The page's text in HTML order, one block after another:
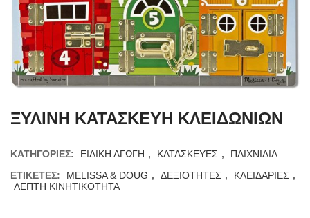
ΞΥΛΙΝΗ ΚΑΤΑΣΚΕΥΗ ΚΛΕΙΔΩΝΙΩΝ
ΚΑΤΗΓΟΡΊΕΣ: ΕΙΔΙΚΗ ΑΓΩΓΗ , ΚΑΤΑΣΚΕΥΕΣ ,
ΠΑΙΧΝΙΔΙΑ
ΕΤΙΚΈΤΕΣ:
MELISSA & DOUG , ΔΕΞΙΟΤΗΤΕΣ , ΚΛΕΙΔΑΡΙΕΣ ,
ΛΕΠΤΗ ΚΙΝΗΤΙΚΟΤΗΤΑ